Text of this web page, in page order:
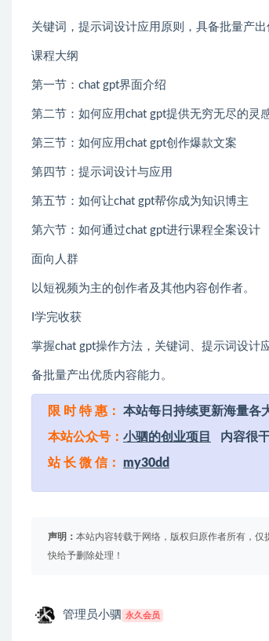
关键词，提示词设计应用原则，具备批量产出
课程大纲
第一节：chat gpt界面介绍
第二节：如何应用chat gpt提供无穷无尽的灵
第三节：如何应用chat gpt创作爆款文案
第四节：提示词设计与应用
第五节：如何让chat gpt帮你成为知识博主
第六节：如何通过chat gpt进行课程全案设计
面向人群
以短视频为主的创作者及其他内容创作者。
I学完收获
掌握chat gpt操作方法，关键词、提示词设计
备批量产出优质内容能力。
限 时 特 惠： 本站每日持续更新海量各
本站公众号： 小驷的创业项目 内容很
站 长 微 信： my30dd
声明： 本站内容转载于网络，版权归原作者所有，
快给予删除处理！
管理员小驷 永久会员